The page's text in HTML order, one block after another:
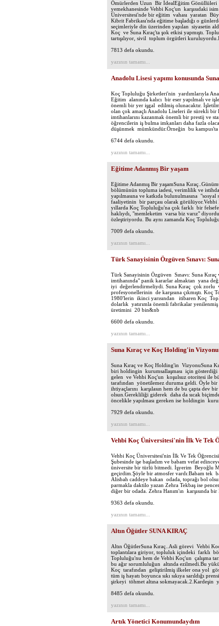
Ömürlerden Uzun Bir İdealEğitim Gönüllüleri
yemekhanesinde Vehbi Koç'un karşısıdaki
Üniversitesi'nde bir eğitim vahası yaratan
Kibrit Fabrikası'nda eğitime başladığı o
seçimleriyle din üzerinden yapılan siyasetin
Koç ve Suna Kıraç'ta şok etkisi yapmıştı.
tartışılıyor, sivil toplum örgütleri
7813 defa okundu.
yazının tamamı...
Anadolu Lisesi yapımı konusunda
Koç Topluluğu Şirketleri'nin yardımlarıyla
Eğitim alanında kalıcı bir eser yapılmalı ve
önemli bir yer işgal edilmiş olunacaktır.
olan çok amaçlı Anadolu Liseleri ile sürekli
imtihanlarını kazanmak önemli bir prestij ve
öğrencilerin iş bulma imkanları daha fazla
düşünmek mümkündür.Örneğin bu
6744 defa okundu.
yazının tamamı...
Eğitime Adanmış Bir yaşam
Eğitime Adanmış Bir yaşamSuna
bölümünün topluma iadesi, verimlilik ve
yapılmasına ve katkıda bulunulmasına
faaliyetinin bir parçası olarak görülüyor.Vehbi
yıllarda Koç Topluluğu'na çok farklı bir
haklıydı, "memleketim varsa biz varız"
özleştiriyordu. Bu aynı zamanda Koç
7009 defa okundu.
yazının tamamı...
Türk Sanayisinin Özgüven Sınavı:
Türk Sanayisinin Özgüven Sınavı: Suna
imtihanında" panik kararlar almaktan yana
iyi değerlendirmeliydi. Suna Kıraç çok zorlu
profesyonellerinin de karşısına çıkmıştı.
1980'lerin ikinci yarısından itibaren Koç
dolarlık yatırımla önemli fabrikalar
üretimini 20 bin&nb
6600 defa okundu.
yazının tamamı...
Suna Kıraç ve Koç Holding'in Vizyonu
Suna Kıraç ve Koç Holding'in VizyonuSuna
biri holdingin kurumsallaşması için
gelen ve Vehbi Koç'un koşulsuz otoritesi ile
tarafından yönetilemez duruma geldi. Öyle
ihtiyaçlarını karşılasın hem de bu çapta dev
olsun.Gerekliliği giderek daha da sıcak
öncelikle yapılması gereken ise holdingin
7929 defa okundu.
yazının tamamı...
Vehbi Koç Üniversitesi'nin İlk Ve Tek
Vehbi Koç Üniversitesi'nin İlk Ve Tek
Şubesinde işe başladım ve babam vefat
üniversite bir türlü bitmedi. İşyerim Beyoğlu
geçirdim.Şöyle bir atmosfer vardı:Babam tek
Alisbah caddeye bakan odada, toprağı bol
parmakla daktilo yazan Zehra Tekbaş ise
diğer bir odada. Zehra Hanım'ın karşısında
9363 defa okundu.
yazının tamamı...
Altın Öğütler SUNA KIRAÇ
Altın ÖğütlerSuna Kıraç..Asli görevi Vehbi
toplantılara giriyor, topluluk içindeki farklı
Topluluğu'nu hem de Vehbi Koç'un çalışma
bu ağır sorumluluğun altında ezilmedi.Bu
Koç tarafından geliştirilmiş ilkeler ona yol
tüm iş hayatı boyunca sıkı sıkıya sarıldığı
şirkeyi töhmet altına sokmayacak.2.Kardeşin
8485 defa okundu.
yazının tamamı...
Artık Yönetici Konumundaydım